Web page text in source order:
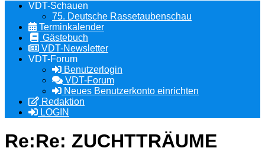
VDT-Schauen
75. Deutsche Rassetaubenschau
Terminkalender
Gästebuch
VDT-Newsletter
VDT-Forum
Benutzerlogin
VDT-Forum
Neues Benutzerkonto einrichten
Redaktion
LOGIN
Re:Re: ZUCHTTRÄUME